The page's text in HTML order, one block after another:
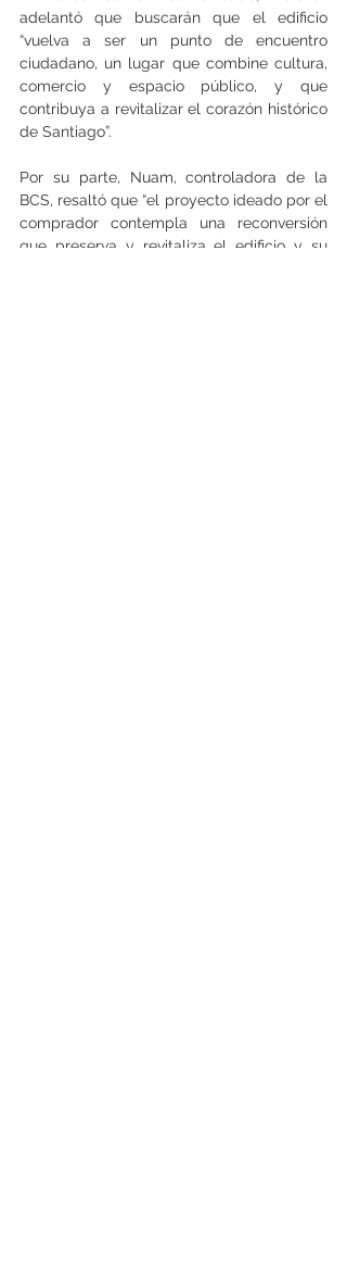
adelantó que buscarán que el edificio
“vuelva a ser un punto de encuentro
ciudadano, un lugar que combine cultura,
comercio y espacio público, y que
contribuya a revitalizar el corazón histórico
de Santiago”.
Por su parte, Nuam, controladora de la
BCS, resaltó que “el proyecto ideado por el
comprador contempla una reconversión
que preserva y revitaliza el edificio y su